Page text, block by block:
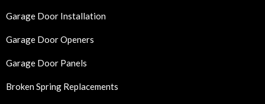
Garage Door Installation
Garage Door Openers
Garage Door Panels
Broken Spring Replacements